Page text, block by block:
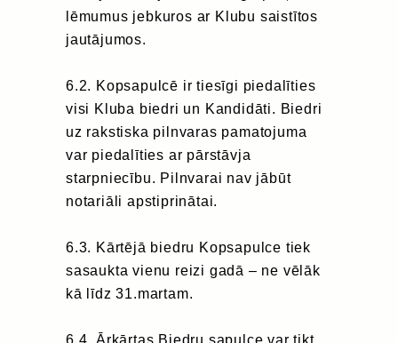
lēmumus jebkuros ar Klubu saistītos
jautājumos.
6.2. Kopsapulcē ir tiesīgi piedalīties
visi Kluba biedri un Kandidāti. Biedri
uz rakstiska pilnvaras pamatojuma
var piedalīties ar pārstāvja
starpniecību. Pilnvarai nav jābūt
notariāli apstiprinātai.
6.3. Kārtējā biedru Kopsapulce tiek
sasaukta vienu reizi gadā – ne vēlāk
kā līdz 31.martam.
6.4. Ārkārtas Biedru sapulce var tikt